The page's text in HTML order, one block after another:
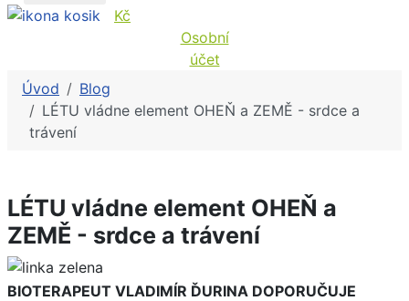
Kč
Osobní
účet
Úvod
Blog
LÉTU vládne element OHEŇ a ZEMĚ - srdce a
trávení
LÉTU vládne element OHEŇ a
ZEMĚ - srdce a trávení
BIOTERAPEUT VLADIMÍR ĎURINA DOPORUČUJE